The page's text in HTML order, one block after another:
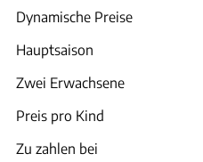
Dynamische Preise
Hauptsaison
Zwei Erwachsene
Preis pro Kind
Zu zahlen bei